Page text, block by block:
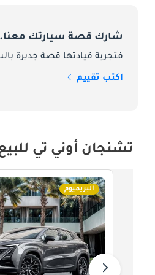
شارك قصة سيارتك معنا.
فتجربة قيادتها قصة جديرة
اكتب تقييم
تشنجان أوني تي
البريميوم